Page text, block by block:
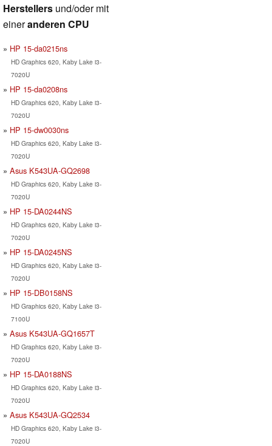
Herstellers und/oder mit
eineranderen CPU
HP 15-da0215ns
HD Graphics 620, Kaby Lake i3-
7020U
HP 15-da0208ns
HD Graphics 620, Kaby Lake i3-
7020U
HP 15-dw0030ns
HD Graphics 620, Kaby Lake i3-
7020U
Asus K543UA-GQ2698
HD Graphics 620, Kaby Lake i3-
7020U
HP 15-DA0244NS
HD Graphics 620, Kaby Lake i3-
7020U
HP 15-DA0245NS
HD Graphics 620, Kaby Lake i3-
7020U
HP 15-DB0158NS
HD Graphics 620, Kaby Lake i3-
7100U
Asus K543UA-GQ1657T
HD Graphics 620, Kaby Lake i3-
7020U
HP 15-DA0188NS
HD Graphics 620, Kaby Lake i3-
7020U
Asus K543UA-GQ2534
HD Graphics 620, Kaby Lake i3-
7020U